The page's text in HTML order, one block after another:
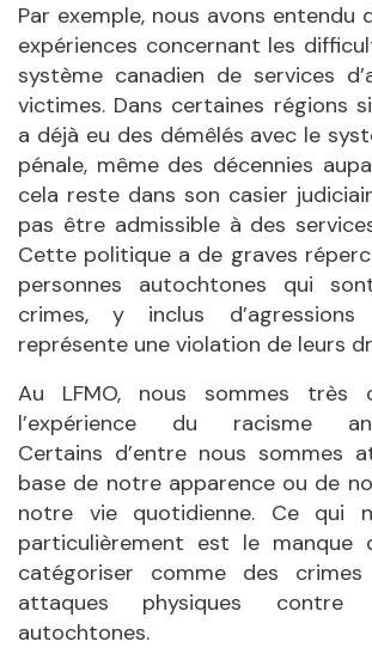
Par exemple, nous avons entendu
expériences concernant les
système canadien de services
victimes. Dans certaines régions
a déjà eu des démêlés avec le
pénale, même des décennies
cela reste dans son casier
pas être admissible à des
Cette politique a de graves
personnes autochtones qui
crimes, y inclus d’agressions
représente une violation de leurs
Au LFMO, nous sommes très
l’expérience du racisme
Certains d’entre nous sommes
base de notre apparence ou de
notre vie quotidienne. Ce qui
particulièrement est le manque
catégoriser comme des
attaques physiques contre
autochtones.